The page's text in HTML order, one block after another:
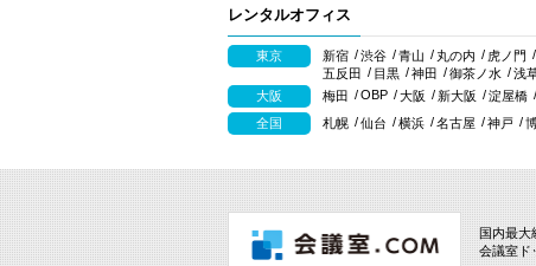
レンタルオフィス
東京 新宿 渋谷 青山 丸の内 虎ノ門
五反田
目黒 神田 御茶ノ水 浅
大阪
梅田 OBP 大阪 新大阪 淀屋橋
全国
札幌 仙台 横浜 名古屋 神戸
国内最大
会議室ド